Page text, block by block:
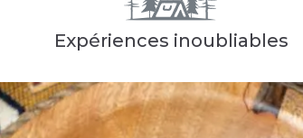
Expériences inoubliables